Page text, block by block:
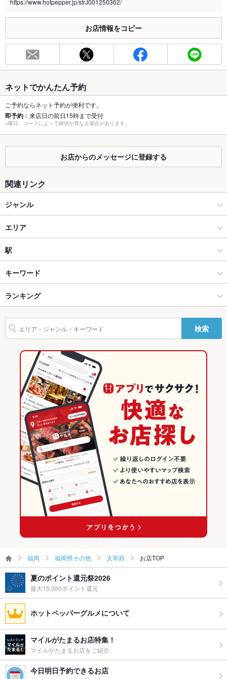
喫煙専用室 あり
お席
総席数 16席
最大宴会収
容人数
16人
個室 なし
座敷 なし
ソファー なし
テラス席 あり
貸切 貸切可
設備
Wi-Fi
バリアフリ
ー
駐車場
占いもあります。
飲み放題 なし
食べ放題 なし
お子様連れ お子様連れOK
ウェディン
グパーティ
ー二次会
ご相談下さい。
ペット同伴
お外のお席だけペット同伴も可能です。(店内は不可)
https://www.hotpepper.jp/strJ001250362/
お店情報をコピー
ネットでかんたん予約
ご予約ならネット予約が便利です。
即予約 ：来店日の前日15時まで受付
※曜日、コースによって締切が異なる場合があります。
お店からのメッセージに登録する
関連リンク
ジャンル
カフェ・スイーツ
カフェ
福岡県その他 × カフェ・スイーツ
福岡県その他 × カフェ
太宰府駅 × カフェ・スイーツ
太宰府駅 × カフェ
エリア
太宰府
太宰府 × カフェ・スイーツ
太宰府 × カフェ
福岡
福岡 × カフェ・スイーツ
福岡 × カフェ
駅
太宰府駅
キーワード
パンケーキ
ランキング
福岡のグルメランキング
福岡のカフェ・スイーツランキング
福岡県その他のグルメランキング
福岡県その他のカフェ・スイーツランキング
太宰府のグルメランキング
検索
福岡 福岡県その他 太宰府 お店TOP
夏のポイント還元祭2026
最大15,000ポイント還元
ホットペッパーグルメについて
マイルがたまるお店特集！
マイルがたまるお店をご紹介
今日明日予約できるお店